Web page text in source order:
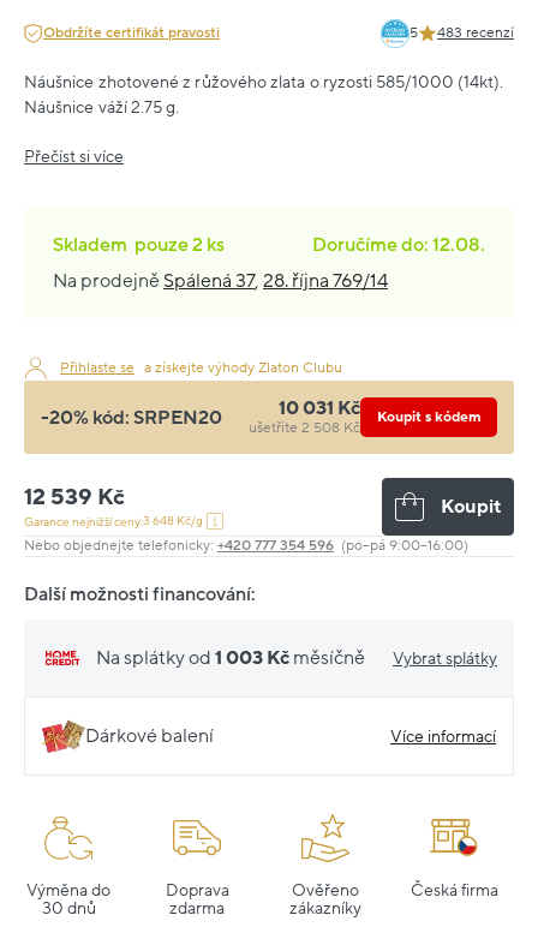
Obdržíte certifikát pravosti 5 483 recenzí
Náušnice zhotovené z růžového zlata o ryzosti 585/1000 (14kt).
Náušnice váží 2.75 g.
Přečíst si více
Skladem pouze2 ks
Doručíme do: 12.08.
Na prodejně Spálená 37, 28. října 769/14
Přihlaste se a získejte výhody Zlaton Clubu
-20% kód: SRPEN20 10 031 Kč
ušetříte 2 508 Kč
Koupit s kódem
12 539 Kč
Garance nejnižší ceny:3 648 Kč/g
Koupit
Nebo objednejte telefonicky: +420 777 354 596 (po–pá 9:00–16:00)
Další možnosti financování:
Na splátky od 1 003 Kč měsíčně Vybrat splátky
Dárkové balení Více informací
Výměna do
30 dnů
Doprava
zdarma
Ověřeno
zákazníky
Česká firma